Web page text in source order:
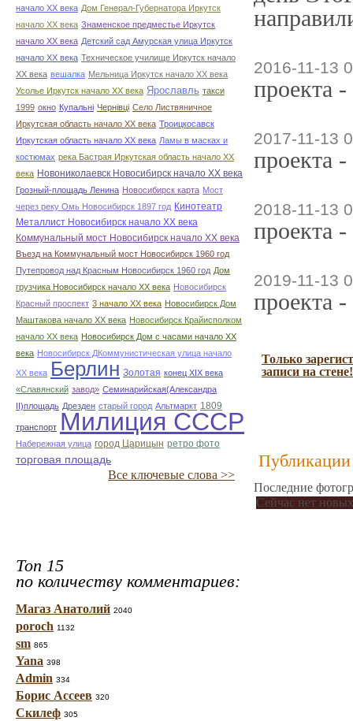
начало ХХ века Дом Генерал-Губернатора Иркутск
начало ХХ века Знаменское предместье Иркутск
начало ХХ века Детский сад Амурская улица Иркутск
начало ХХ века Техническое училище Иркутск начало
ХХ века вешалка Мельница Иркутск начало ХХ века
Усолье Иркутск начало ХХ века Ярославль такси
1999 окно Купальні Чернівці Село Листвяничное
Иркутская область начало ХХ века Троицкосавск
Иркутская область начало ХХ века Ламы в масках и
костюмах река Бастрая Иркутская область начало ХХ
века Новониколаевск Новосибирск начало ХХ века
Грозный-площадь Ленина Новосибирск карта Мост
через реку Омь Новосибирск 1897 год Кинотеатр
Металлист Новосибирск начало ХХ века
Коммунальный мост Новосибирск начало ХХ века
Въезд на Коммунальный мост Новосибирск 1960 год
Путепровод над Красным Новосибирск 1960 год Дом
грузчика Новосибирск начало ХХ века Новосибирск
Красный проспект 3 начало ХХ века Новосибирск Дом
Маштакова начало ХХ века Новосибирск Крайисполком
начало ХХ века Новосибирск Дом с часами начало ХХ
века Новосибирск ДКоммунистическая улица начало
ХХ века Берлин Золотая конец ХІХ века
«Славянский завод» Семинарийская(Александра
II)площадь Дрезден старый город Альтмаркт 1809
транспорт Милиция СССР
Набережная улица город Царицын ретро фото
торговая площадь
Все ключевые слова >>
Топ 15
по количеству комментариев:
Магаз Анатолий 2040
poroch 1132
sm 865
Yana 398
Admin 334
Борис Ассеев 320
Скилеф 305
2016-11-13
проекта
2017-11-13
проекта
2018-11-13
проекта
2019-11-13
проекта
Только
записи на стене!
Публикации
Последние
Сейчас нет